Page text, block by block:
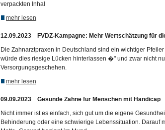
verpackten Inhal
mehr lesen
12.09.2023 FVDZ-Kampagne: Mehr Wertschätzung für
Die Zahnarztpraxen in Deutschland sind ein wichtiger
würde dies riesige Lücken hinterlassen �" und zwar nicht
Versorgungsgeschehen.
mehr lesen
09.09.2023 Gesunde Zähne für Menschen mit Handicap
Nicht immer ist es einfach, sich gut um die eigene
Behinderung oder eine schwierige Lebenssituation. Darauf